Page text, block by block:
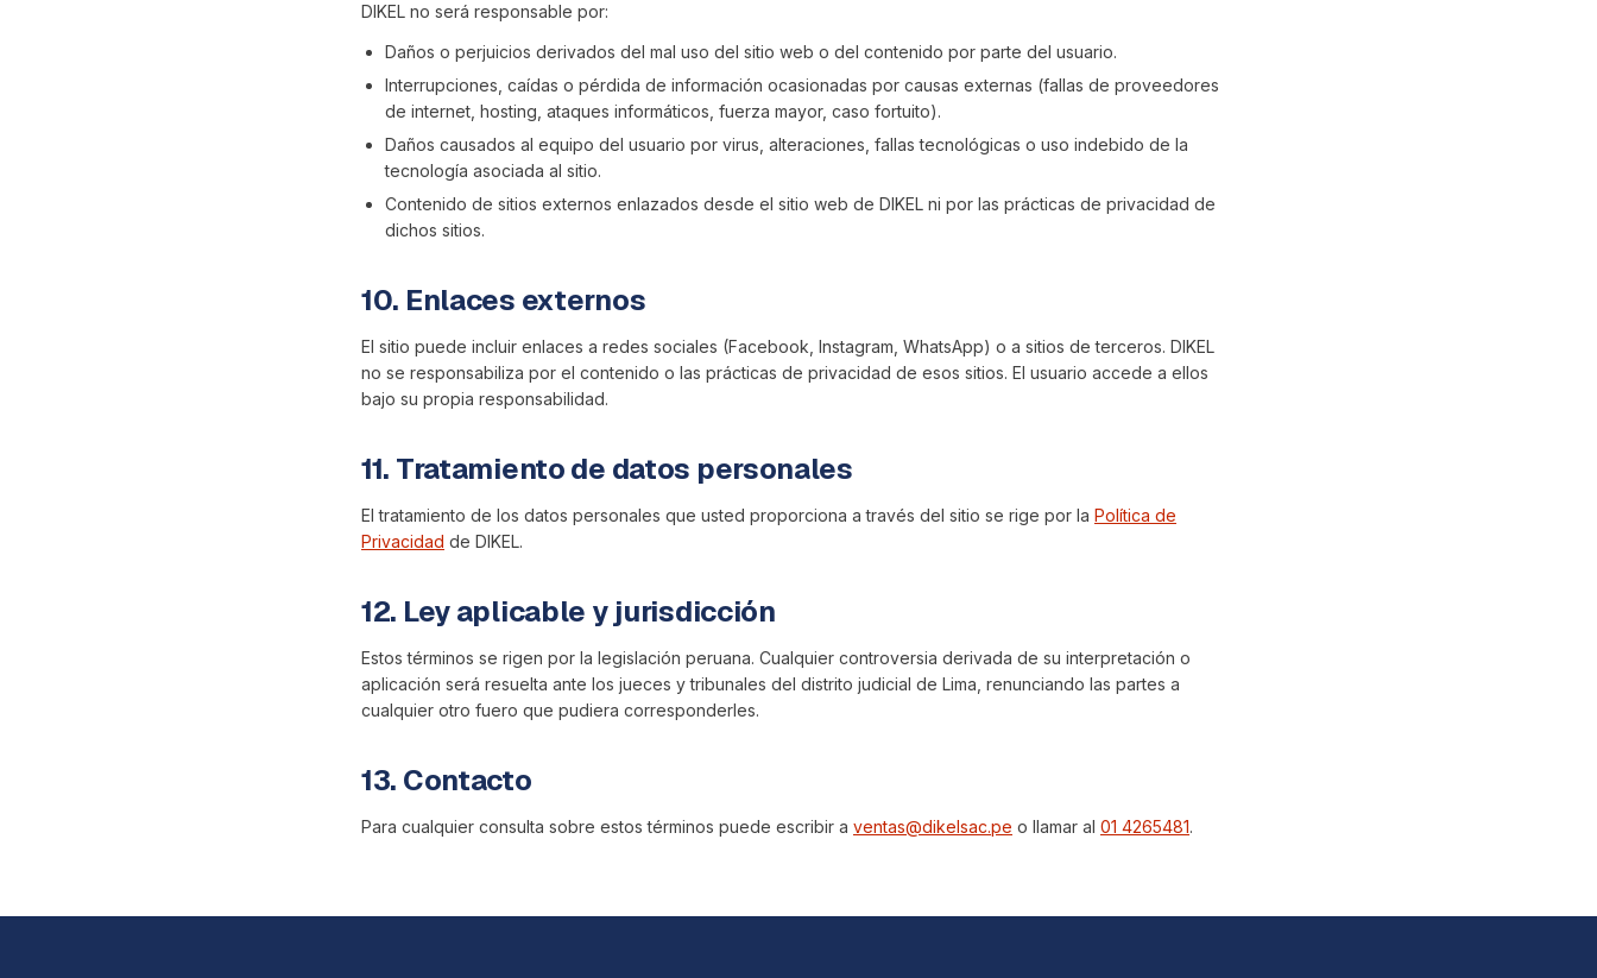
DIKEL no será responsable por:
Daños o perjuicios derivados del mal uso del sitio web o del contenido por parte del usuario.
Interrupciones, caídas o pérdida de información ocasionadas por causas externas (fallas de proveedores
de internet, hosting, ataques informáticos, fuerza mayor, caso fortuito).
Daños causados al equipo del usuario por virus, alteraciones, fallas tecnológicas o uso indebido de la
tecnología asociada al sitio.
Contenido de sitios externos enlazados desde el sitio web de DIKEL ni por las prácticas de privacidad de
dichos sitios.
10. Enlaces externos
El sitio puede incluir enlaces a redes sociales (Facebook, Instagram, WhatsApp) o a sitios de terceros. DIKEL
no se responsabiliza por el contenido o las prácticas de privacidad de esos sitios. El usuario accede a ellos
bajo su propia responsabilidad.
11. Tratamiento de datos personales
El tratamiento de los datos personales que usted proporciona a través del sitio se rige por la Política de
Privacidad de DIKEL.
12. Ley aplicable y jurisdicción
Estos términos se rigen por la legislación peruana. Cualquier controversia derivada de su interpretación o
aplicación será resuelta ante los jueces y tribunales del distrito judicial de Lima, renunciando las partes a
cualquier otro fuero que pudiera corresponderles.
13. Contacto
Para cualquier consulta sobre estos términos puede escribir a ventas@dikelsac.pe o llamar al 01 4265481.